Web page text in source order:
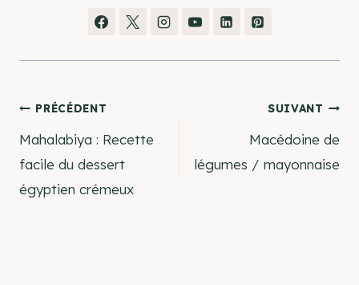
Navigation
de
l’article
PRÉCÉDENT
Mahalabiya : Recette
facile du dessert
égyptien crémeux
SUIVANT
Macédoine de
légumes / mayonnaise